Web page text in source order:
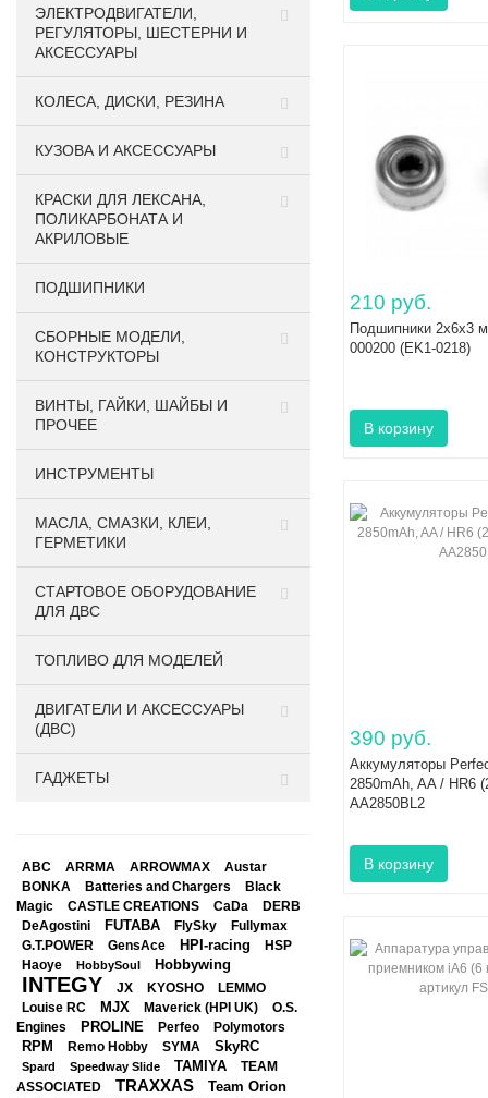
ЭЛЕКТРОДВИГАТЕЛИ,
РЕГУЛЯТОРЫ, ШЕСТЕРНИ И
АКСЕССУАРЫ
КОЛЕСА, ДИСКИ, РЕЗИНА
КУЗОВА И АКСЕССУАРЫ
КРАСКИ ДЛЯ ЛЕКСАНА,
ПОЛИКАРБОНАТА И
АКРИЛОВЫЕ
ПОДШИПНИКИ
CБОРНЫЕ МОДЕЛИ,
КОНСТРУКТОРЫ
ВИНТЫ, ГАЙКИ, ШАЙБЫ И
ПРОЧЕЕ
ИНСТРУМЕНТЫ
МАСЛА, СМАЗКИ, КЛЕИ,
ГЕРМЕТИКИ
СТАРТОВОЕ ОБОРУДОВАНИЕ
ДЛЯ ДВС
ТОПЛИВО ДЛЯ МОДЕЛЕЙ
ДВИГАТЕЛИ И АКСЕССУАРЫ
(ДВС)
ГАДЖЕТЫ
ABC ARRMA ARROWMAX Austar
BONKA Batteries and Chargers
Black
Magic
CASTLE CREATIONS CaDa DERB
DeAgostini FUTABA FlySky Fullymax
G.T.POWER GensAce HPI-racing
HSP
Haoye
HobbySoul Hobbywing
INTEGY JX KYOSHO
LEMMO
Louise RC
MJX Maverick (HPI UK)
O.S.
Engines
PROLINE Perfeo Polymotors
RPM Remo Hobby SYMA SkyRC
Spard Speedway Slide TAMIYA
TEAM
ASSOCIATED
TRAXXAS
Team Orion
210 руб.
Подшипники 2x6x3
000200 (EK1-0218)
390 руб.
Аккумуляторы
2850mAh, AA / HR6
AA2850BL2